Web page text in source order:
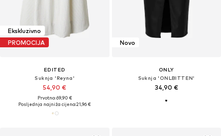
Ekskluzivno
PROMOCIJA
EDITED
Suknja 'Reyna'
54,90 €
Prvotno: 69,90 €
Posljednja najniža cijena:21,96 €
Novo
ONLY
Suknja 'ONLBITTEN'
34,90 €